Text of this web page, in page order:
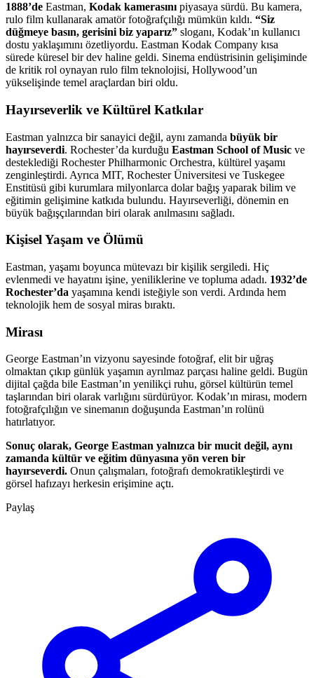
1888’de Eastman, Kodak kamerasını piyasaya sürdü. Bu kamera,
rulo film kullanarak amatör fotoğrafçılığı mümkün kıldı. “Siz
düğmeye basın, gerisini biz yaparız” sloganı, Kodak’ın kullanıcı
dostu yaklaşımını özetliyordu. Eastman Kodak Company kısa
sürede küresel bir dev haline geldi. Sinema endüstrisinin gelişiminde
de kritik rol oynayan rulo film teknolojisi, Hollywood’un
yükselişinde temel araçlardan biri oldu.
Hayırseverlik ve Kültürel Katkılar
Eastman yalnızca bir sanayici değil, aynı zamanda büyük bir
hayırseverdi. Rochester’da kurduğu Eastman School of Music ve
desteklediği Rochester Philharmonic Orchestra, kültürel yaşamı
zenginleştirdi. Ayrıca MIT, Rochester Üniversitesi ve Tuskegee
Enstitüsü gibi kurumlara milyonlarca dolar bağış yaparak bilim ve
eğitimin gelişimine katkıda bulundu. Hayırseverliği, dönemin en
büyük bağışçılarından biri olarak anılmasını sağladı.
Kişisel Yaşam ve Ölümü
Eastman, yaşamı boyunca mütevazı bir kişilik sergiledi. Hiç
evlenmedi ve hayatını işine, yeniliklerine ve topluma adadı. 1932’de
Rochester’da yaşamına kendi isteğiyle son verdi. Ardında hem
teknolojik hem de sosyal miras bıraktı.
Mirası
George Eastman’ın vizyonu sayesinde fotoğraf, elit bir uğraş
olmaktan çıkıp günlük yaşamın ayrılmaz parçası haline geldi. Bugün
dijital çağda bile Eastman’ın yenilikçi ruhu, görsel kültürün temel
taşlarından biri olarak varlığını sürdürüyor. Kodak’ın mirası, modern
fotoğrafçılığın ve sinemanın doğuşunda Eastman’ın rolünü
hatırlatıyor.
Sonuç olarak, George Eastman yalnızca bir mucit değil, aynı
zamanda kültür ve eğitim dünyasına yön veren bir
hayırseverdi. Onun çalışmaları, fotoğrafı demokratikleştirdi ve
görsel hafızayı herkesin erişimine açtı.
Paylaş